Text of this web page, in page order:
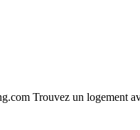
Trouvez un logement